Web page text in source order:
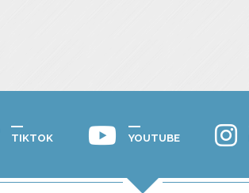
TIKTOK YOUTUBE